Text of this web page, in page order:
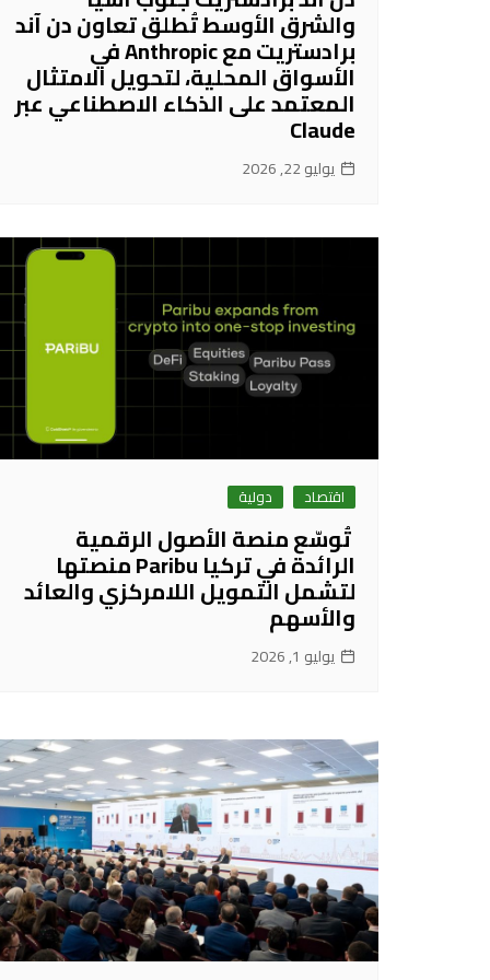
والشرق الأوسط تُطلق تعاون دن آند
برادستريت مع Anthropic في
الأسواق المحلية، لتحويل الامتثال
المعتمد على الذكاء الاصطناعي عبر
Claude
يوليو 22, 2026
اقتصاد دولية
تُوسّع منصة الأصول الرقمية
الرائدة في تركيا Paribu منصتها
لتشمل التمويل اللامركزي والعائد
والأسهم
يوليو 1, 2026